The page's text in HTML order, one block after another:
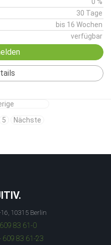
30 Tage
bis 16 Wochen
verfügbar
5 Nächste
10315 Berlin
83 61-0
609 83 61-23